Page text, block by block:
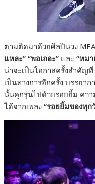
ตามติดมาด้วยศิลปินวง
แหละ” “พอเถอะ” และ“หมา
น่าจะเป็นโอกาสครั้งสำคัญที่
เป็นทางการอีกครั้ง บรรยา
นั้นคุกรุ่นไปด้วยรอยยิ้ม คว
ได้จากเพลง“รอยยิ้มของทุก